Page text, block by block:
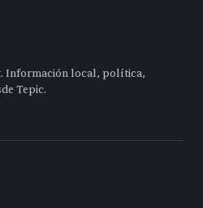
Información local, política,
Tepic.